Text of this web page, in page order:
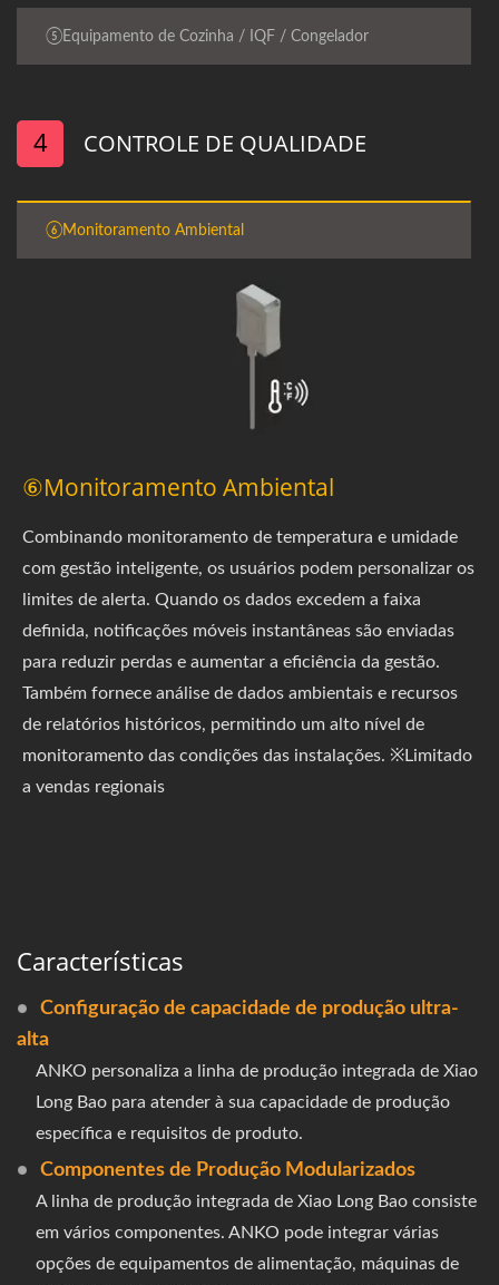
⑤Equipamento de Cozinha / IQF / Congelador
4 CONTROLE DE QUALIDADE
⑥Monitoramento Ambiental
⑥Monitoramento Ambiental
Combinando monitoramento de temperatura e umidade
com gestão inteligente, os usuários podem personalizar os
limites de alerta. Quando os dados excedem a faixa
definida, notificações móveis instantâneas são enviadas
para reduzir perdas e aumentar a eficiência da gestão.
Também fornece análise de dados ambientais e recursos
de relatórios históricos, permitindo um alto nível de
monitoramento das condições das instalações. ※Limitado
a vendas regionais
Características
Configuração de capacidade de produção ultra-
alta
ANKO personaliza a linha de produção integrada de Xiao
Long Bao para atender à sua capacidade de produção
específica e requisitos de produto.
Componentes de Produção Modularizados
A linha de produção integrada de Xiao Long Bao consiste
em vários componentes. ANKO pode integrar várias
opções de equipamentos de alimentação, máquinas de